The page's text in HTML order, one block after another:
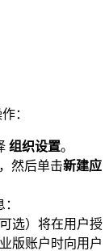
：
组织设置。
然后单击新建应
可选）将在用户授
版账户时向用户